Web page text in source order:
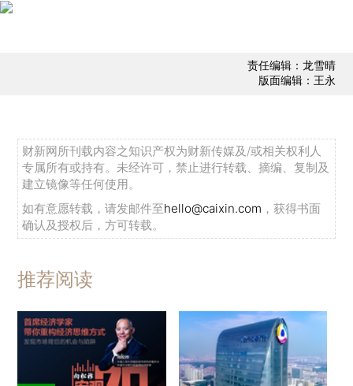
责任编辑：龙雪晴
版面编辑：王永
财新网所刊载内容之知识产权为财新传媒及/或相关权利人
专属所有或持有。未经许可，禁止进行转载、摘编、复制及
建立镜像等任何使用。
如有意愿转载，请发邮件至hello@caixin.com ，获得书面
确认及授权后，方可转载。
推荐阅读